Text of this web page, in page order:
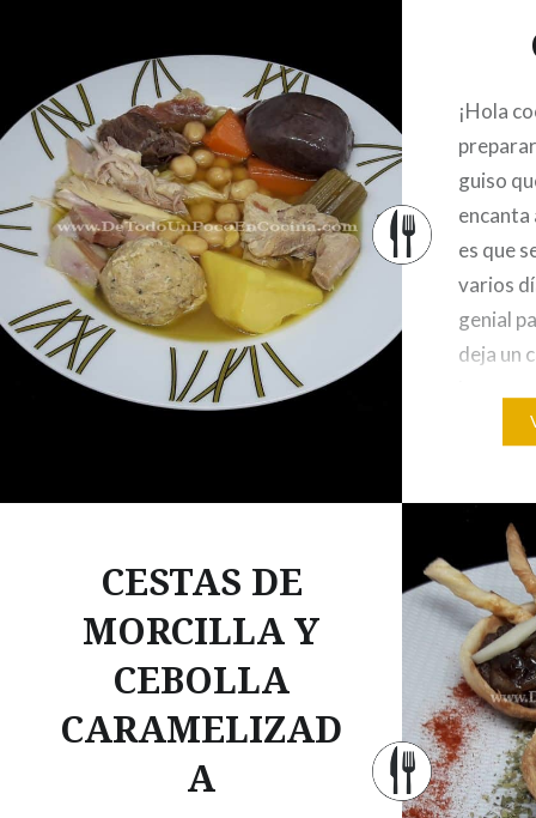
¡Hola
guiso
encanta
es que
varios
genial
deja un
CESTAS DE
MORCILLA Y
CEBOLLA
CARAMELIZAD
A